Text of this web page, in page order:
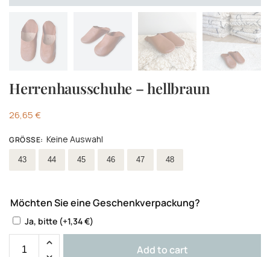
Herrenhausschuhe – hellbraun
26,65€
GRÖSSE : Keine Auswahl
Wählen Größe
43 44 45 46 47 48
Möchten Sie eine Geschenkverpackung?
Ja, bitte (+1,34€)
Add to cart